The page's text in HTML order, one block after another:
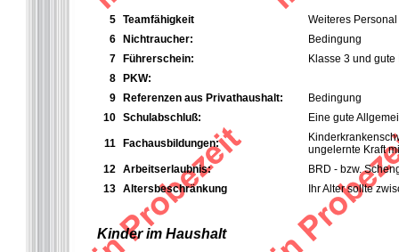
5 Teamfähigkeit
Weiteres
6
Nichtraucher:
Bedingung
7
Führerschein:
Klasse 3 und
8
PKW:
9
Referenzen aus Privathaushalt:
Bedingung
10 Schulabschluß: Eine gute
11 Fachausbildungen:
ungelernte Kraft
12 Arbeitserlaubnis:
BRD - bzw.
13 Altersbeschränkung Ihr Alter sollte
Kinder im Haushalt